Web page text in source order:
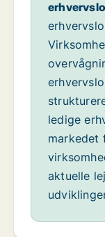
ledige
markedet
aktuelle